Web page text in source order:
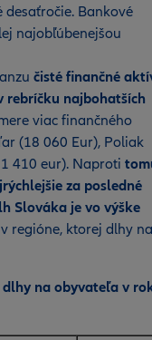
desaťročie. Bankové
najobľúbenejšou
čisté finančné
rebríčku najbohatších
viac finančného
(18 060 Eur), Poliak
410 eur). Naproti
za posledné
Slováka je vo výške
regióne, ktorej dlhy na
na obyvateľa v